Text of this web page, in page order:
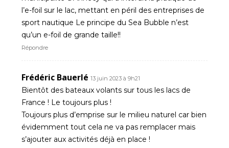
l’e-foil sur le lac, mettant en péril des entreprises de
sport nautique Le principe du Sea Bubble n’est
qu’un e-foil de grande taille!!
Répondre
Frédéric Bauerlé 13 juin 2023 à 9h21
Bientôt des bateaux volants sur tous les lacs de
France ! Le toujours plus !
Toujours plus d’emprise sur le milieu naturel car bien
évidemment tout cela ne va pas remplacer mais
s’ajouter aux activités déjà en place !